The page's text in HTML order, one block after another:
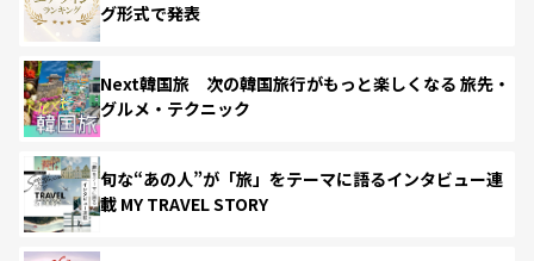
グ形式で発表
Next韓国旅 次の韓国旅行がもっと楽しくなる 旅先・
グルメ・テクニック
旬な“あの人”が「旅」をテーマに語るインタビュー連
載 MY TRAVEL STORY